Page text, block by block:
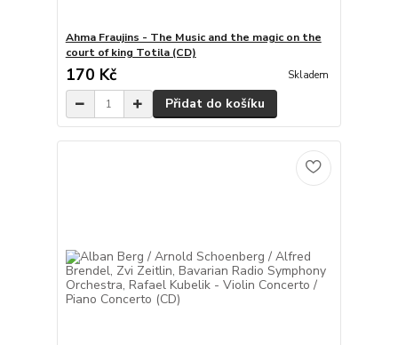
Ahma Fraujins - The Music and the magic on the
court of king Totila (CD)
170 Kč Skladem
Přidat do košíku